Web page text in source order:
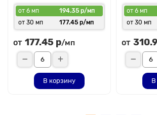
от 6 мп
194.35 р/мп
от 30 мп
177.45 р/мп
от 177.45 р/мп
В корзину
от 6 мп
от 30 мп
от
В